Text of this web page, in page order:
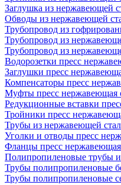
Заглушка из нержавеющей
Обводы из нержавеющей
Трубопровод из
Трубопровод из
Трубопровод из
Водорозетки пресс
Заглушки пресс
Компенсаторы пресс
Муфты пресс нержавеющая
Редукционные вставки
Тройники пресс
Трубы из нержавеющей
Уголки и отводы пресс
Фланцы пресс нержавеющая
Полипропиленовые трубы
Трубы полипропиленовые
Трубы полипропиленовые